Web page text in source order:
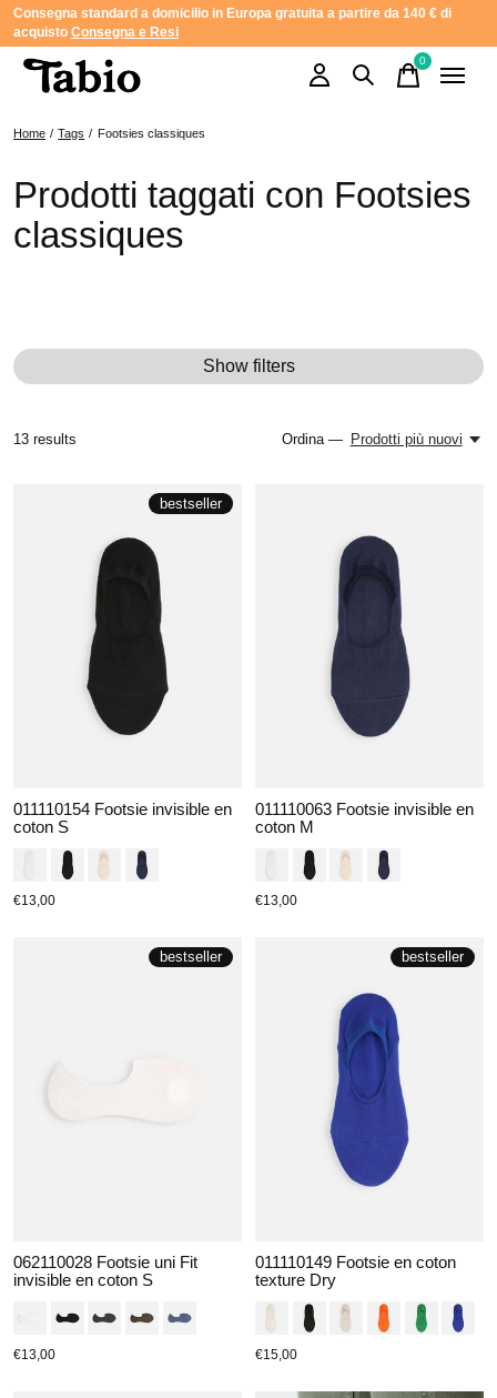
Consegna standard a domicilio in Europa gratuita a partire da 140 € di
acquisto Consegna e Resi
0items
Home / Tags / Footsies classiques
Prodotti taggati con Footsies
classiques
Show filters
13 results Ordina — Prodotti più nuovi
bestseller
011110154 Footsie invisible en
coton S
€13,00
011110063 Footsie invisible en
coton M
€13,00
bestseller
062110028 Footsie uni Fit
invisible en coton S
€13,00
bestseller
011110149 Footsie en coton
texture Dry
€15,00